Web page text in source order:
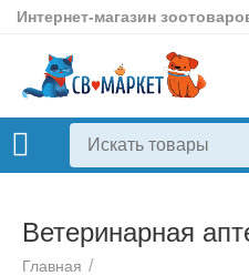
Интернет-магазин
Ветеринарная
Главная /